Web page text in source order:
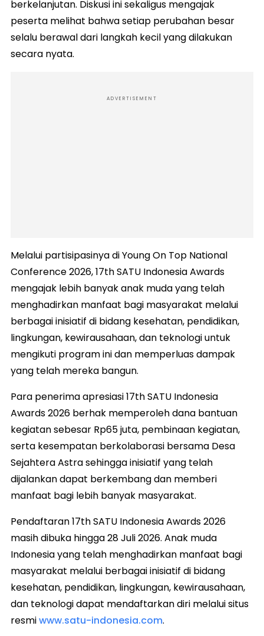
berkelanjutan. Diskusi ini sekaligus mengajak
peserta melihat bahwa setiap perubahan besar
selalu berawal dari langkah kecil yang dilakukan
secara nyata.
ADVERTISEMENT
Melalui partisipasinya di Young On Top National
Conference 2026, 17th SATU Indonesia Awards
mengajak lebih banyak anak muda yang telah
menghadirkan manfaat bagi masyarakat melalui
berbagai inisiatif di bidang kesehatan, pendidikan,
lingkungan, kewirausahaan, dan teknologi untuk
mengikuti program ini dan memperluas dampak
yang telah mereka bangun.
Para penerima apresiasi 17th SATU Indonesia
Awards 2026 berhak memperoleh dana bantuan
kegiatan sebesar Rp65 juta, pembinaan kegiatan,
serta kesempatan berkolaborasi bersama Desa
Sejahtera Astra sehingga inisiatif yang telah
dijalankan dapat berkembang dan memberi
manfaat bagi lebih banyak masyarakat.
Pendaftaran 17th SATU Indonesia Awards 2026
masih dibuka hingga 28 Juli 2026. Anak muda
Indonesia yang telah menghadirkan manfaat bagi
masyarakat melalui berbagai inisiatif di bidang
kesehatan, pendidikan, lingkungan, kewirausahaan,
dan teknologi dapat mendaftarkan diri melalui situs
resmiwww.satu-indonesia.com.